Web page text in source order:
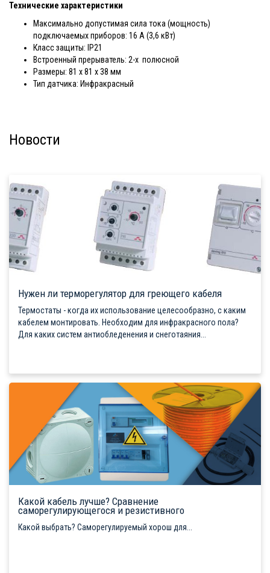
Технические характеристики
Максимально допустимая сила тока (мощность)
подключаемых приборов: 16 А (3,6 кВт)
Класс защиты: IP21
Встроенный прерыватель: 2-х полюсной
Размеры: 81 х 81 х 38 мм
Тип датчика: Инфракрасный
Новости
Нужен ли терморегулятор для греющего кабеля
Термостаты - когда их использование целесообразно, с каким
кабелем монтировать. Необходим для инфракрасного пола?
Для каких систем антиобледенения и снеготаяния...
Какой кабель лучше? Сравнение
саморегулирующегося и резистивного
Какой выбрать? Саморегулируемый хорош для...